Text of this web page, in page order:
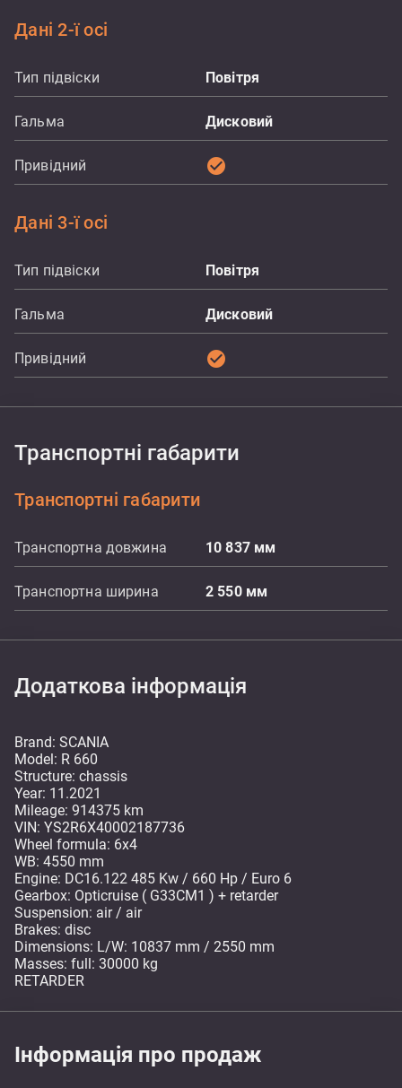
Дані 2-ї осі
Тип підвіски Повітря
Гальма Дисковий
Привідний check_circle
Дані 3-ї осі
Тип підвіски Повітря
Гальма Дисковий
Привідний check_circle
Транспортні габарити
Транспортні габарити
Транспортна довжина 10 837 мм
Транспортна ширина 2 550 мм
Додаткова інформація
Brand: SCANIA
Model: R 660
Structure: chassis
Year: 11.2021
Mileage: 914375 km
VIN: YS2R6X40002187736
Wheel formula: 6x4
WB: 4550 mm
Engine: DC16.122 485 Kw / 660 Hp / Euro 6
Gearbox: Opticruise ( G33CM1 ) + retarder
Suspension: air / air
Brakes: disc
Dimensions: L/W: 10837 mm / 2550 mm
Masses: full: 30000 kg
RETARDER
Інформація про продаж